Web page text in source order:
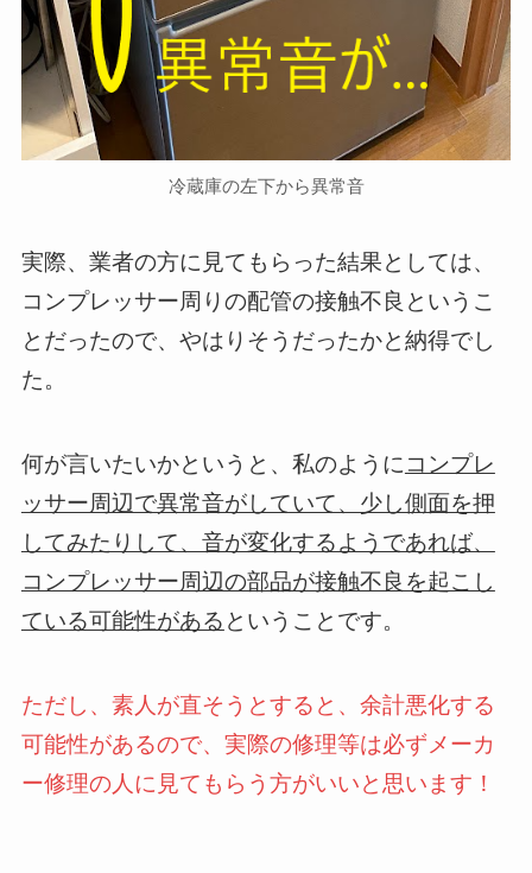
冷蔵庫の左下から異常音
実際、業者の方に見てもらった結果としては、
コンプレッサー周りの配管の接触不良というこ
とだったので、やはりそうだったかと納得でし
た。
何が言いたいかというと、私のように コンプレ
ッサー周辺で異常音がしていて、少し側面を押
してみたりして、音が変化するようであれば、
コンプレッサー周辺の部品が接触不良を起こし
ている可能性がある ということです。
ただし、素人が直そうとすると、余計悪化する
可能性があるので、実際の修理等は必ずメーカ
ー修理の人に見てもらう方がいいと思います！